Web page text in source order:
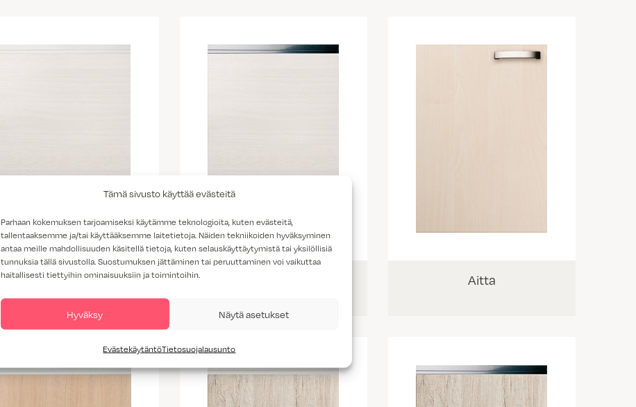
Tämä sivusto käyttää evästeitä
Parhaan kokemuksen tarjoamiseksi käytämme teknologioita, kuten evästeitä,
tallentaaksemme ja/tai käyttääksemme laitetietoja. Näiden tekniikoiden hyväksyminen
antaa meille mahdollisuuden käsitellä tietoja, kuten selauskäyttäytymistä tai yksilöllisiä
tunnuksia tällä sivustolla. Suostumuksen jättäminen tai peruuttaminen voi vaikuttaa
haitallisesti tiettyihin ominaisuuksiin ja toimintoihin.
Hyväksy Näytä asetukset
EvästekäytäntöTietosuojalausunto
Luoto alumiininvärisellä
listavetimellä
Aitta